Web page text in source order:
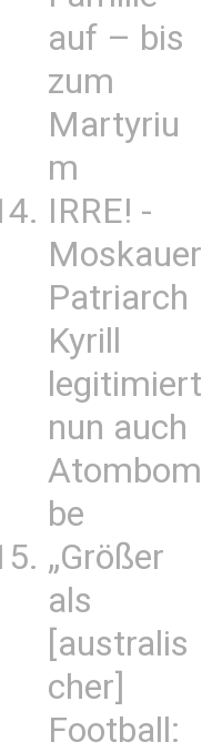
auf – bis
zum
Martyriu
m
IRRE! -
Moskauer
Patriarch
Kyrill
legitimiert
nun auch
Atombom
be
„Größer
als
[australis
cher]
Football: